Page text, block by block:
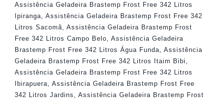
Assistência Geladeira Brastemp Frost Free 342 Litros
Ipiranga
Assistência Geladeira Brastemp Frost Free 342
Litros Sacomã
Assistência Geladeira Brastemp Frost
Free 342 Litros Campo Belo
Assistência Geladeira
Brastemp Frost Free 342 Litros Água Funda
Assistência
Geladeira Brastemp Frost Free 342 Litros Itaim Bibi
Assistência Geladeira Brastemp Frost Free 342 Litros
Ibirapuera
Assistência Geladeira Brastemp Frost Free
342 Litros Jardins
Assistência Geladeira Brastemp Frost